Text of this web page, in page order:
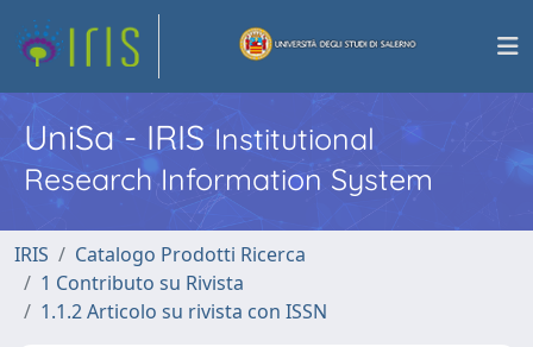
UniSa - IRISInstitutional
Research Information System
IRIS
Catalogo Prodotti Ricerca
1 Contributo su Rivista
1.1.2 Articolo su rivista con ISSN